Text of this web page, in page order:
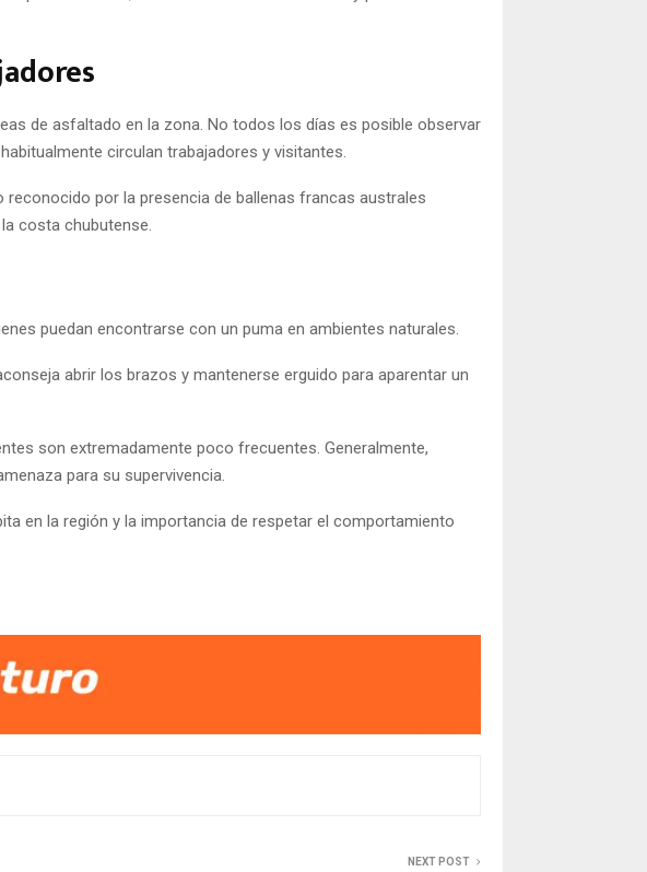
de asfaltado en la zona. No todos los días es posible observar
circulan trabajadores y visitantes.
por la presencia de ballenas francas australes
costa chubutense.
puedan encontrarse con un puma en ambientes naturales.
abrir los brazos y mantenerse erguido para aparentar un
son extremadamente poco frecuentes. Generalmente,
para su supervivencia.
en la región y la importancia de respetar el comportamiento
NEXT POST